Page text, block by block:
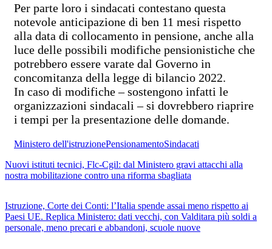
Per parte loro i sindacati contestano questa
notevole anticipazione di ben 11 mesi rispetto
alla data di collocamento in pensione, anche alla
luce delle possibili modifiche pensionistiche che
potrebbero essere varate dal Governo in
concomitanza della legge di bilancio 2022.
In caso di modifiche – sostengono infatti le
organizzazioni sindacali – si dovrebbero riaprire
i tempi per la presentazione delle domande.
Ministero dell'istruzionePensionamentoSindacati
Nuovi istituti tecnici, Flc-Cgil: dal Ministero gravi attacchi alla
nostra mobilitazione contro una riforma sbagliata
Istruzione, Corte dei Conti: l’Italia spende assai meno rispetto ai
Paesi UE. Replica Ministero: dati vecchi, con Valditara più soldi a
personale, meno precari e abbandoni, scuole nuove